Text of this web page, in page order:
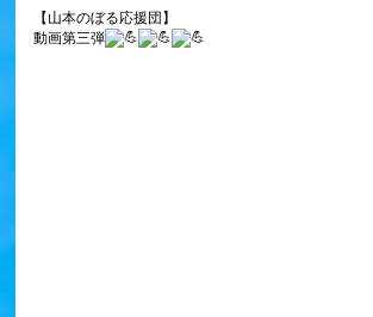
【山本のぼる応援団】
動画第三弾